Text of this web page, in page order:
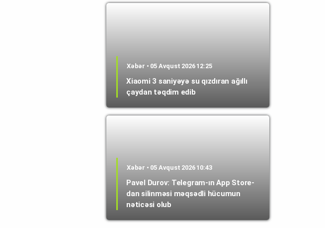
Xəbər • 05 Avqust 2026 12:25
Xiaomi 3 saniyəyə su qızdıran ağıllı
çaydan təqdim edib
Xəbər • 05 Avqust 2026 10:43
Pavel Durov: Telegram-ın App Store-
dan silinməsi məqsədli hücumun
nəticəsi olub